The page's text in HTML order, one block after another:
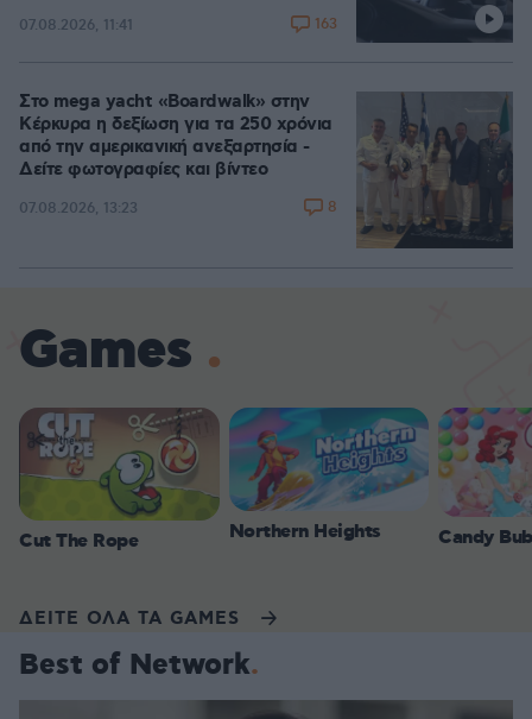
07.08.2026, 11:41 163
Στο mega yacht «Boardwalk» στην
Κέρκυρα η δεξίωση για τα 250 χρόνια
από την αμερικανική ανεξαρτησία -
Δείτε φωτογραφίες και βίντεο
07.08.2026, 13:23 8
Games
Cut The Rope Northern Heights Candy
ΔΕΙΤΕ ΟΛΑ ΤΑ GAMES
Best of Network